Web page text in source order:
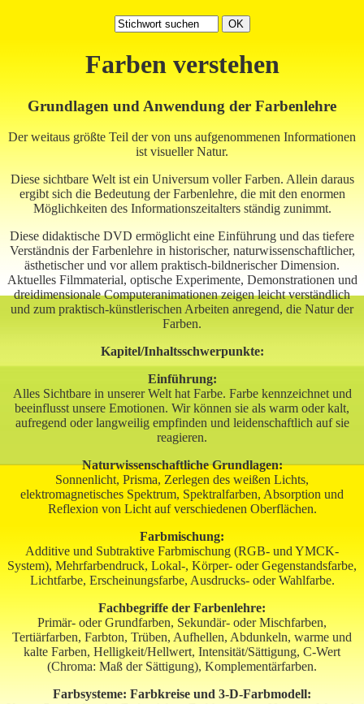
Farben verstehen
Grundlagen und Anwendung der Farbenlehre
Der weitaus größte Teil der von uns aufgenommenen Informationen
ist visueller Natur.
Diese sichtbare Welt ist ein Universum voller Farben. Allein daraus
ergibt sich die Bedeutung der Farbenlehre, die mit den enormen
Möglichkeiten des Informationszeitalters ständig zunimmt.
Diese didaktische DVD ermöglicht eine Einführung und das tiefere
Verständnis der Farbenlehre in historischer, naturwissenschaftlicher,
ästhetischer und vor allem praktisch-bildnerischer Dimension.
Aktuelles Filmmaterial, optische Experimente, Demonstrationen und
dreidimensionale Computeranimationen zeigen leicht verständlich
und zum praktisch-künstlerischen Arbeiten anregend, die Natur der
Farben.
Kapitel/Inhaltsschwerpunkte:
Einführung:
Alles Sichtbare in unserer Welt hat Farbe. Farbe kennzeichnet und
beeinflusst unsere Emotionen. Wir können sie als warm oder kalt,
aufregend oder langweilig empfinden und leidenschaftlich auf sie
reagieren.
Naturwissenschaftliche Grundlagen:
Sonnenlicht, Prisma, Zerlegen des weißen Lichts,
elektromagnetisches Spektrum, Spektralfarben, Absorption und
Reflexion von Licht auf verschiedenen Oberflächen.
Farbmischung:
Additive und Subtraktive Farbmischung (RGB- und YMCK-
System), Mehrfarbendruck, Lokal-, Körper- oder Gegenstandsfarbe,
Lichtfarbe, Erscheinungsfarbe, Ausdrucks- oder Wahlfarbe.
Fachbegriffe der Farbenlehre:
Primär- oder Grundfarben, Sekundär- oder Mischfarben,
Tertiärfarben, Farbton, Trüben, Aufhellen, Abdunkeln, warme und
kalte Farben, Helligkeit/Hellwert, Intensität/Sättigung, C-Wert
(Chroma: Maß der Sättigung), Komplementärfarben.
Farbsysteme: Farbkreise und 3-D-Farbmodell: